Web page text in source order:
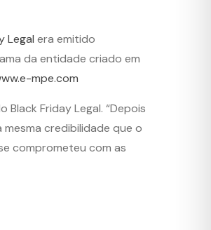
Legal era emitido
da entidade criado em
mpe.com
Friday Legal. “Depois
mesma credibilidade que o
comprometeu com as